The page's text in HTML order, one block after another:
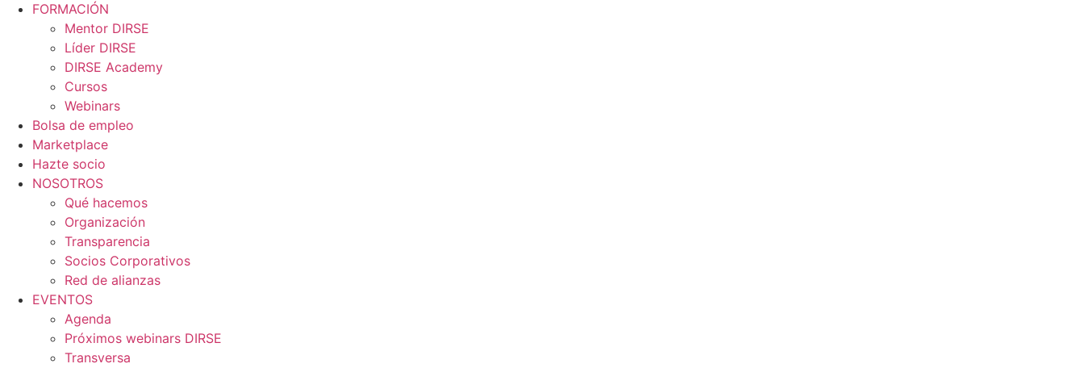
FORMACIÓN
Mentor DIRSE
Líder DIRSE
DIRSE Academy
Cursos
Webinars
Bolsa de empleo
Marketplace
Hazte socio
NOSOTROS
Qué hacemos
Organización
Transparencia
Socios Corporativos
Red de alianzas
EVENTOS
Agenda
Próximos webinars DIRSE
Transversa